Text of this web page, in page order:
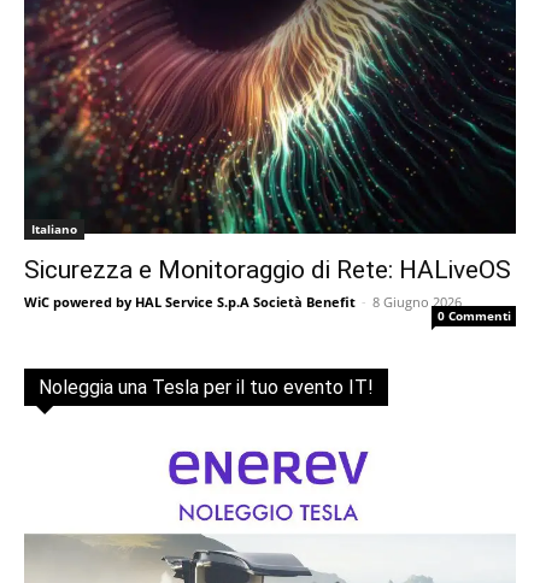
Italiano
Sicurezza e Monitoraggio di Rete: HALiveOS
WiC powered by HAL Service S.p.A Società Benefit - 8 Giugno 2026
0 Commenti
Noleggia una Tesla per il tuo evento IT!